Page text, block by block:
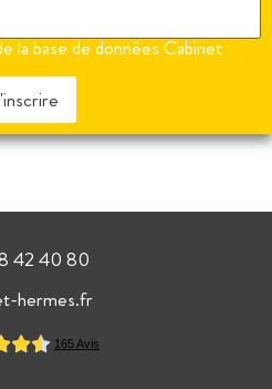
la base de données Cabinet
42 40 80
hermes.fr